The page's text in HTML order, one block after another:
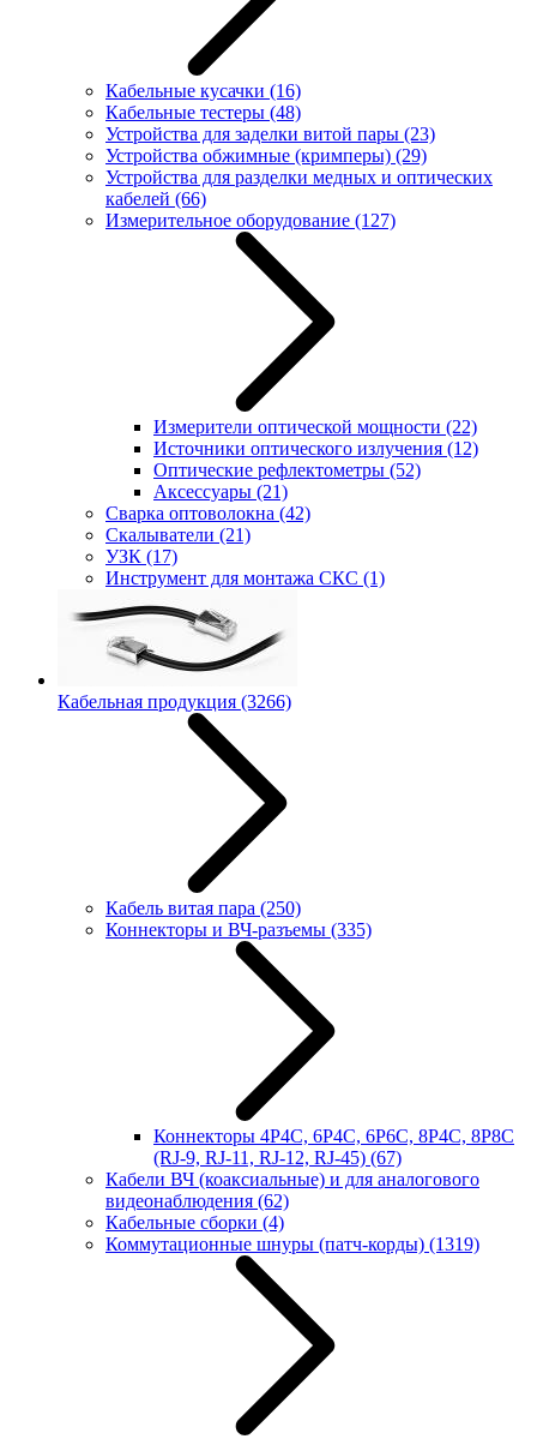
Кабельные кусачки (16)
Кабельные тестеры (48)
Устройства для заделки витой пары (23)
Устройства обжимные (кримперы) (29)
Устройства для разделки медных и оптических
кабелей (66)
Измерительное оборудование (127)
Измерители оптической мощности (22)
Источники оптического излучения (12)
Оптические рефлектометры (52)
Аксессуары (21)
Сварка оптоволокна (42)
Скалыватели (21)
УЗК (17)
Инструмент для монтажа СКС (1)
Кабельная продукция (3266)
Кабель витая пара (250)
Коннекторы и ВЧ-разъемы (335)
Коннекторы 4P4C, 6P4C, 6P6C, 8P4C, 8P8C
(RJ-9, RJ-11, RJ-12, RJ-45) (67)
Кабели ВЧ (коаксиальные) и для аналогового
видеонаблюдения (62)
Кабельные сборки (4)
Коммутационные шнуры (патч-корды) (1319)